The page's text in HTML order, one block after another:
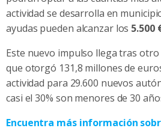
actividad se desarrolla en
ayudas pueden alcanzar los 5.500
Este nuevo impulso llega tras
que otorgó 131,8 millones de
actividad para 29.600 nuevos
casi el 30% son menores de 30
Encuentra más información